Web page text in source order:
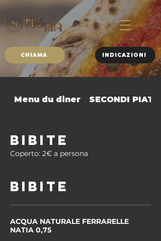
CHIAMA INDICAZIONI
Menu du diner SECONDI PIATTI
BIBITE
Coperto: 2€ a persona
BIBITE
ACQUA NATURALE FERRARELLE
NATIA 0,75